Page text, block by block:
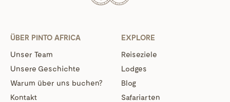
ÜBER PINTO AFRICA
Unser Team
Unsere Geschichte
Warum über uns buchen?
Kontakt
EXPLORE
Reiseziele
Lodges
Blog
Safariarten